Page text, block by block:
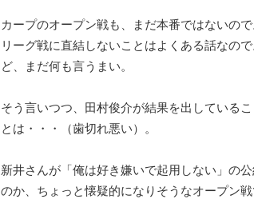
カープのオープン戦も、まだ本番ではないの
リーグ戦に直結しないことはよくある話なの
ど、まだ何も言うまい。
そう言いつつ、田村俊介が結果を出している
とは・・・（歯切れ悪い）。
新井さんが「俺は好き嫌いで起用しない」の
のか、ちょっと懐疑的になりそうなオープン